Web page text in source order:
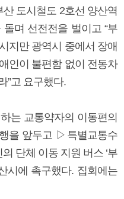
도시철도 2호선 양산역
며 선전전을 벌이고 “부
지만 광역시 중에서 장애
인이 불편함 없이 전동차
”고 요구했다.
는 교통약자의 이동편의
을 앞두고 ▷특별교통수
단체 이동 지원 버스 ‘부
시에 촉구했다. 집회에는